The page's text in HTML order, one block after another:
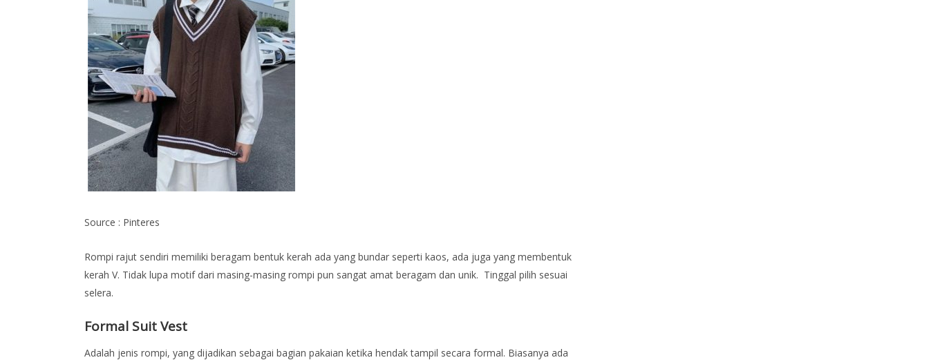
Source : Pinteres
Rompi rajut sendiri memiliki beragam bentuk kerah ada yang bundar seperti kaos, ada juga yang membentuk
kerah V. Tidak lupa motif dari masing-masing rompi pun sangat amat beragam dan unik. Tinggal pilih sesuai
selera.
Formal Suit Vest
Adalah jenis rompi, yang dijadikan sebagai bagian pakaian ketika hendak tampil secara formal. Biasanya ada